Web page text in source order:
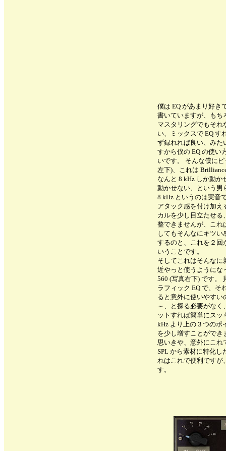
僕は EQ があまり好き
書いていますが、もち
マスタリングでもそれ
い、ミックスで EQ す
ず録れれば良い、みた
すから僕の EQ の使い
いです。 そんな僕にピ
左下)、これは
なんと 8 kHz しか動か
動かせない、という男
8 kHz というのは実音
アタック感を付け加え
カルを少し目立たせる
整できませんが、これ
してもそんなにキツ
するのと、これを２回
いうことです。
そしてこれはそんなに
近やっと使うようにな
560 (写真右下) です。
ラフィック EQ で、そ
ると意外に使いやすい
～、と探る必要がな
ットすれば簡単にス
kHz より上の３つのポ
を少し増すことができ
思いきや、意外にこれ
SPL から素材に特化し
れはこれで便利ですが
す。